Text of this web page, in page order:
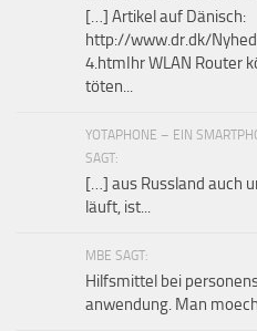
[…] Artikel auf Dänisch:
http://www.dr.dk/
4.htmIhr WLAN Router
töten...
YOTAPHONE – EIN
SAGT:
[…] aus Russland auch
läuft, ist...
MBE SAGT:
Hilfsmittel bei
anwendung. Man